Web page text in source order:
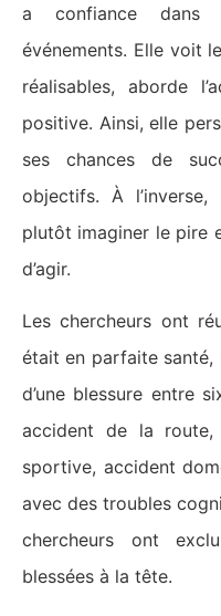
a confiance dans
événements. Elle voit
réalisables, aborde
positive. Ainsi, elle
ses chances de
objectifs. À
plutôt imaginer le pire
d’agir.
Les chercheurs ont
était en parfaite santé,
d’une blessure entre
accident de la
sportive, accident
avec des troubles
chercheurs ont
blessées à la tête.